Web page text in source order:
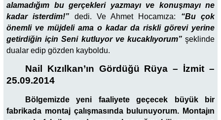
alamadığım bu gerçekleri yazmayı ve konuşmayı ne
kadar isterdim!” dedi. Ve Ahmet Hocamıza: “Bu çok
önemli ve müjdeli ama o kadar da riskli görevi yerine
getirdiğin için Seni kutluyor ve kucaklıyorum”şeklinde
dualar edip gözden kayboldu.
Nail Kızılkan’ın Gördüğü Rüya – İzmit –
25.09.2014
Bölgemizde yeni faaliyete geçecek büyük bir
fabrikada montaj çalışmasında bulunuyorum. Montajın